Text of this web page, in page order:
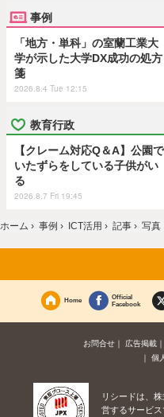
事例
「地方・単科」の室蘭工業大
学が示した大学DX成功の処方
箋
2026.8.4 Tue 12:15
教育行政
【クレーム対応Q＆A】公園で
いたずらをしている子供がい
る
2026.8.7 Fri 19:45
ホーム › 事例 › ICT活用 › 記事 › 写真
Home
Official
Facebook
お問合せ 広告掲載
個
リシードは、
営するサービス